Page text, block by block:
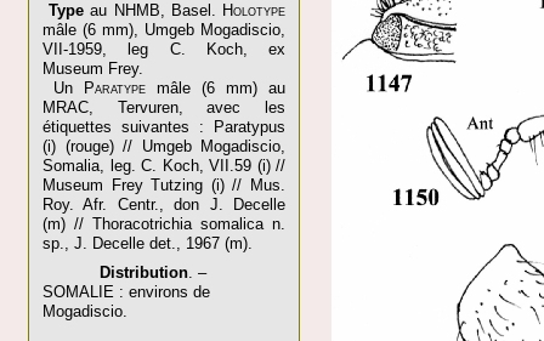
Type au NHMB, Basel. Holotype
mâle (6 mm), Umgeb Mogadiscio,
VII-1959, leg C. Koch, ex
Museum Frey.
Un
Paratype mâle (6 mm) au
MRAC, Tervuren, avec les
étiquettes suivantes : Paratypus
(i) (rouge) // Umgeb Mogadiscio,
Somalia, leg. C. Koch, VII.59 (i) //
Museum Frey Tutzing (i) // Mus.
Roy. Afr. Centr., don J. Decelle
(m) // Thoracotrichia somalica n.
sp., J. Decelle det., 1967 (m).
Distribution. –
SOMALIE : environs de
Mogadiscio.